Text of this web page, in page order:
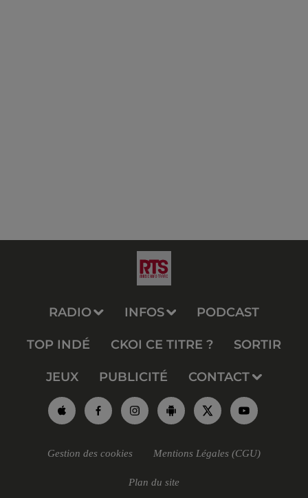
RADIO INFOS PODCAST
TOP INDÉ CKOI CE TITRE ? SORTIR
JEUX PUBLICITÉ CONTACT
Gestion des cookies Mentions Légales (CGU)
Plan du site